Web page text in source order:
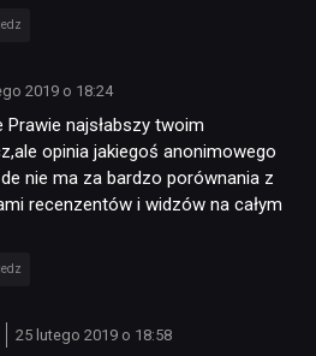
2019 o 18:24
Prawie najsłabszy twoim
opinia jakiegoś anonimowego
nie ma za bardzo porównania z
recenzentów i widzów na całym
25 lutego 2019 o 18:58